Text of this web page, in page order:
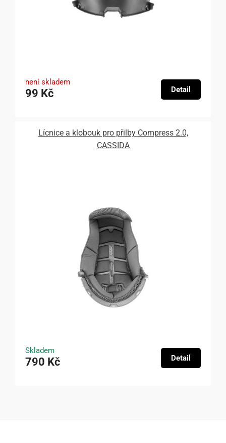
není skladem
99 Kč Detail
Lícnice a klobouk pro přilby Compress 2.0,
CASSIDA
Skladem
790 Kč Detail